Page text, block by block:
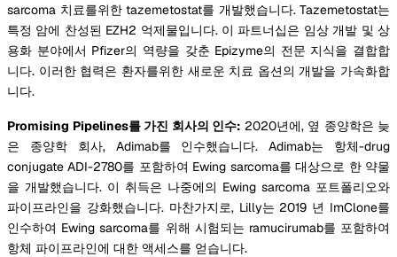
sarcoma 치료를위한 tazemetostat를 개발했습니다. Tazemetostat는
특정 암에 찬성된 EZH2 억제물입니다. 이 파트너십은 임상 개발 및 상
용화 분야에서 Pfizer의 역량을 갖춘 Epizyme의 전문 지식을 결합합
니다. 이러한 협력은 환자를위한 새로운 치료 옵션의 개발을 가속화합
니다.
Promising Pipelines를 가진 회사의 인수: 2020년에, 옆 종양학은 늦
은 종양학 회사, Adimab를 인수했습니다. Adimab는 항체-drug
conjugate ADI-2780를 포함하여 Ewing sarcoma를 대상으로 한 약물
을 개발했습니다. 이 취득은 나중에의 Ewing sarcoma 포트폴리오와
파이프라인을 강화했습니다. 마찬가지로, Lilly는 2019 년 ImClone를
인수하여 Ewing sarcoma를 위해 시험되는 ramucirumab를 포함하여
항체 파이프라인에 대한 액세스를 얻습니다.